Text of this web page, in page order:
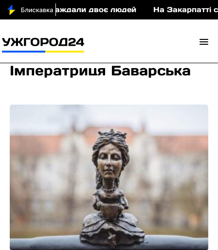
постраждали двоє людей На Закарпатті
Імператриця Баварська